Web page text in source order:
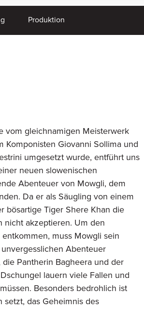
Produktion
vom gleichnamigen Meisterwerk
Giovanni Sollima und
umgesetzt wurde, entführt uns
neuen slowenischen
Abenteuer von Mowgli, dem
Da er als Säugling von einem
bösartige Tiger Shere Khan die
nicht akzeptieren. Um den
muss Mowgli sein
Abenteuer
Pantherin Bagheera und der
lauern viele Fallen und
Besonders bedrohlich ist
setzt, das Geheimnis des